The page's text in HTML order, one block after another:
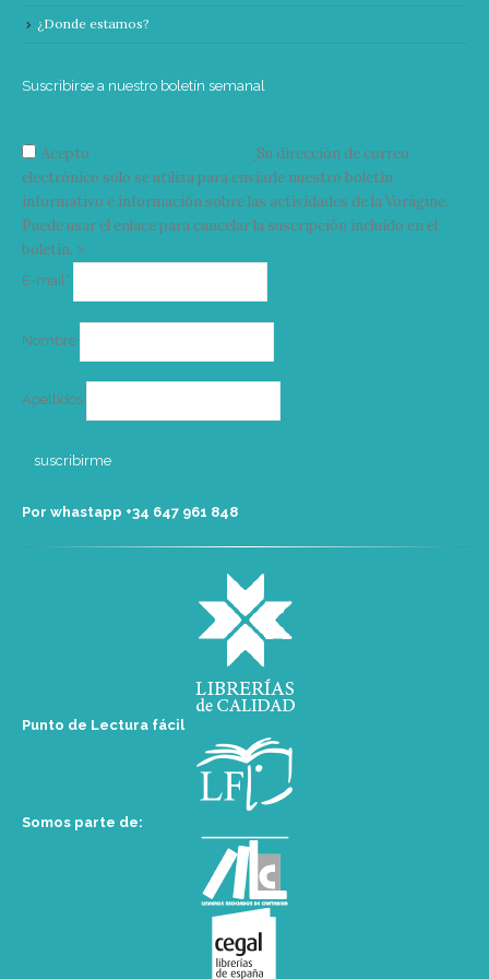
¿Donde estamos?
Suscribirse a nuestro boletín semanal
Acepto
Su dirección de correo
electrónico solo se utiliza para enviarle nuestro boletín
informativo e información sobre las actividades de la Vorágine.
Puede usar el enlace para cancelar la suscripción incluido en el
boletín. >
E-mail*
Nombre
Apellidos
Por whastapp +34 ‭647 961 848‬
Punto de Lectura fácil
Somos parte de: